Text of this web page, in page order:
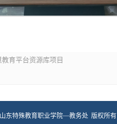
育平台资源库项目
山东特殊教育职业学院—教务处 版权所有